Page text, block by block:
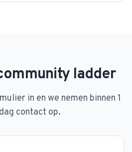
ladder
in en we nemen binnen 1
contact op.